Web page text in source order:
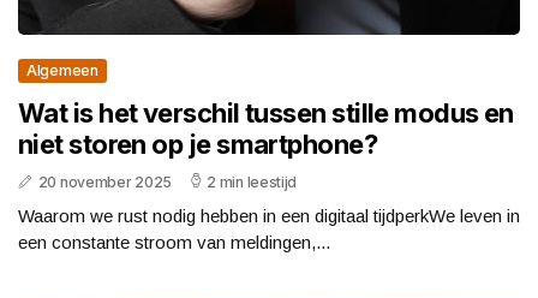
Algemeen
Wat is het verschil tussen stille modus en
niet storen op je smartphone?
20 november 2025 2 min leestijd
Waarom we rust nodig hebben in een digitaal tijdperkWe leven in
een constante stroom van meldingen,...